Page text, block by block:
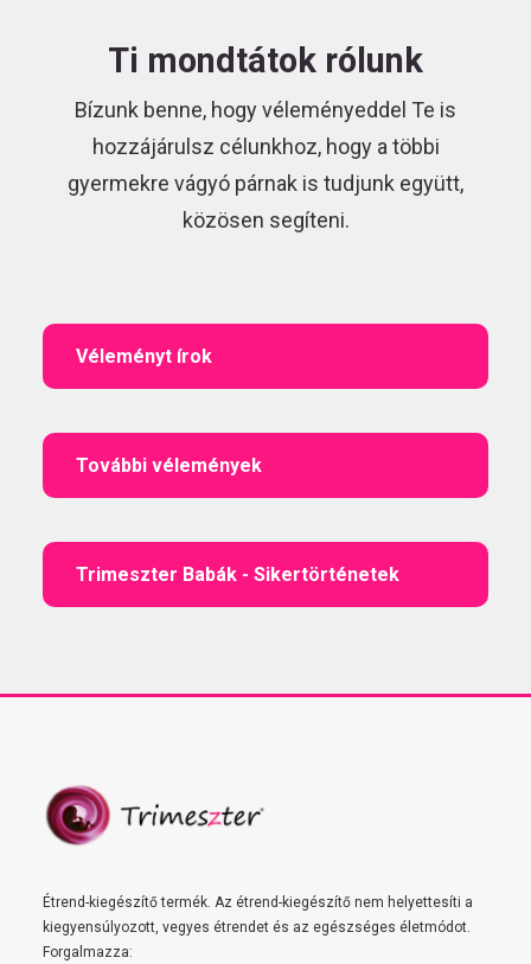
Ti mondtátok rólunk
Bízunk benne, hogy véleményeddel Te is
hozzájárulsz célunkhoz, hogy a többi
gyermekre vágyó párnak is tudjunk együtt,
közösen segíteni.
Véleményt írok
További vélemények
Trimeszter Babák - Sikertörténetek
Étrend-kiegészítő termék. Az étrend-kiegészítő nem helyettesíti a
kiegyensúlyozott, vegyes étrendet és az egészséges életmódot.
Forgalmazza: